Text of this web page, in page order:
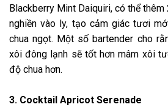
Blackberry Mint Daiquiri, có thể
nghiền vào ly, tạo cảm giác tươi
chua ngọt. Một số bartender cho
xôi đông lạnh sẽ tốt hơn mâm xôi
độ chua hơn.
3. Cocktail Apricot Serenade